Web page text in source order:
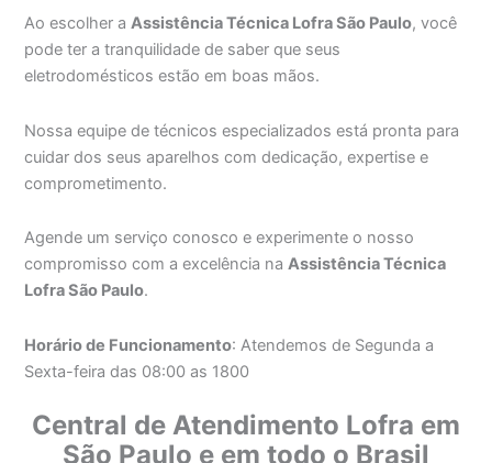
Ao escolher aAssistência Técnica Lofra São Paulo, você
pode ter a tranquilidade de saber que seus
eletrodomésticos estão em boas mãos.
Nossa equipe de técnicos especializados está pronta para
cuidar dos seus aparelhos com dedicação, expertise e
comprometimento.
Agende um serviço conosco e experimente o nosso
compromisso com a excelência naAssistência Técnica
Lofra São Paulo.
Horário de Funcionamento: Atendemos de Segunda a
Sexta-feira das 08:00 as 1800
Central de Atendimento Lofra em
São Paulo e em todo o Brasil